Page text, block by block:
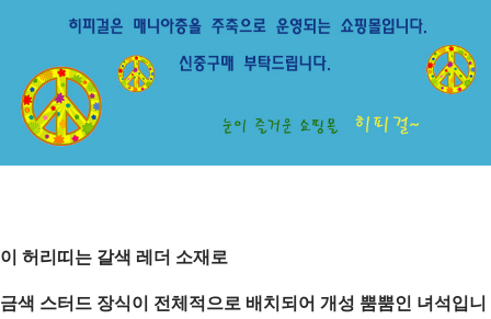
이 허리띠는 갈색 레더 소재로
금색 스터드 장식이 전체적으로 배치되어 개성 뿜뿜인 녀석입니